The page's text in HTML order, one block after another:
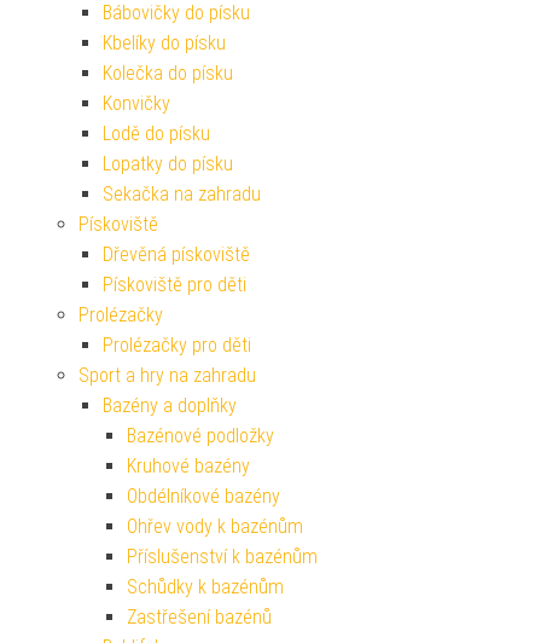
Bábovičky do písku
Kbelíky do písku
Kolečka do písku
Konvičky
Lodě do písku
Lopatky do písku
Sekačka na zahradu
Pískoviště
Dřevěná pískoviště
Pískoviště pro děti
Prolézačky
Prolézačky pro děti
Sport a hry na zahradu
Bazény a doplňky
Bazénové podložky
Kruhové bazény
Obdélníkové bazény
Ohřev vody k bazénům
Příslušenství k bazénům
Schůdky k bazénům
Zastřešení bazénů